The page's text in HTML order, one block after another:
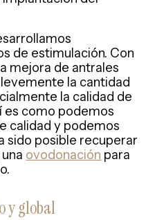
de estimulación. Con
mejora de antrales
la cantidad
la calidad de
es como podemos
calidad y podemos
sido posible recuperar
ovodonación para
y global